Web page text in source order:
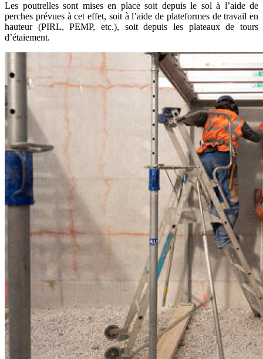
Les poutrelles sont mises en place soit depuis le sol à l’aide de
perches prévues à cet effet, soit à l’aide de plateformes de travail en
hauteur (PIRL, PEMP, etc.), soit depuis les plateaux de tours
d’étaiement.